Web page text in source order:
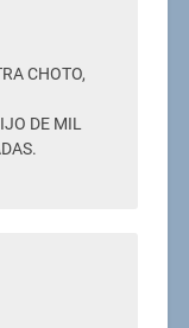
CHOTO,
DE MIL